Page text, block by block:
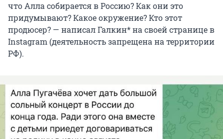
что Алла собирается в Россию? Как они это
придумывают? Какое окружение? Кто этот
продюсер? — написал Галкин* на своей странице в
Instagram (деятельность запрещена на территории
РФ).